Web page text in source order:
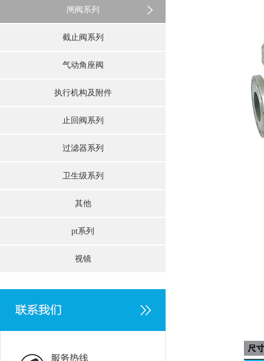
闸阀系列
截止阀系列
气动角座阀
执行机构及附件
止回阀系列
过滤器系列
卫生级系列
其他
pt系列
视镜